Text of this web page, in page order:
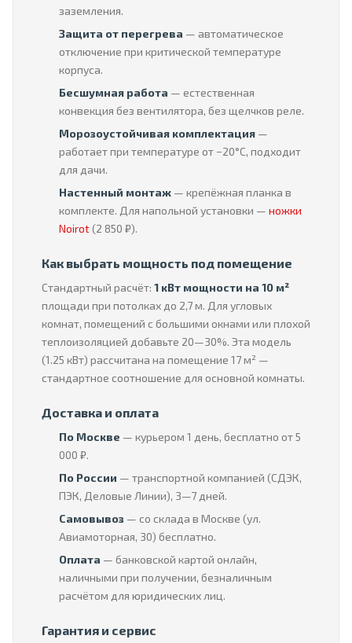
заземления.
Защита от перегрева — автоматическое
отключение при критической температуре
корпуса.
Бесшумная работа — естественная
конвекция без вентилятора, без щелчков реле.
Морозоустойчивая комплектация —
работает при температуре от −20°C, подходит
для дачи.
Настенный монтаж — крепёжная планка в
комплекте. Для напольной установки — ножки
Noirot(2 850 ₽).
Как выбрать мощность под помещение
Стандартный расчёт: 1 кВт мощности на 10 м²
площади при потолках до 2,7 м. Для угловых
комнат, помещений с большими окнами или плохой
теплоизоляцией добавьте 20—30%. Эта модель
(1.25 кВт) рассчитана на помещение 17 м² —
стандартное соотношение для основной комнаты.
Доставка и оплата
По Москве — курьером 1 день, бесплатно от 5
000 ₽.
По России — транспортной компанией (СДЭК,
ПЭК, Деловые Линии), 3—7 дней.
Самовывоз — со склада в Москве (ул.
Авиамоторная, 30) бесплатно.
Оплата — банковской картой онлайн,
наличными при получении, безналичным
расчётом для юридических лиц.
Гарантия и сервис